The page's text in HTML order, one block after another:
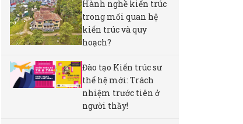
Hành nghề kiến trúc
trong mối quan hệ
kiến trúc và quy
hoạch?
Đào tạo Kiến trúc sư
thế hệ mới: Trách
nhiệm trước tiên ở
người thầy!